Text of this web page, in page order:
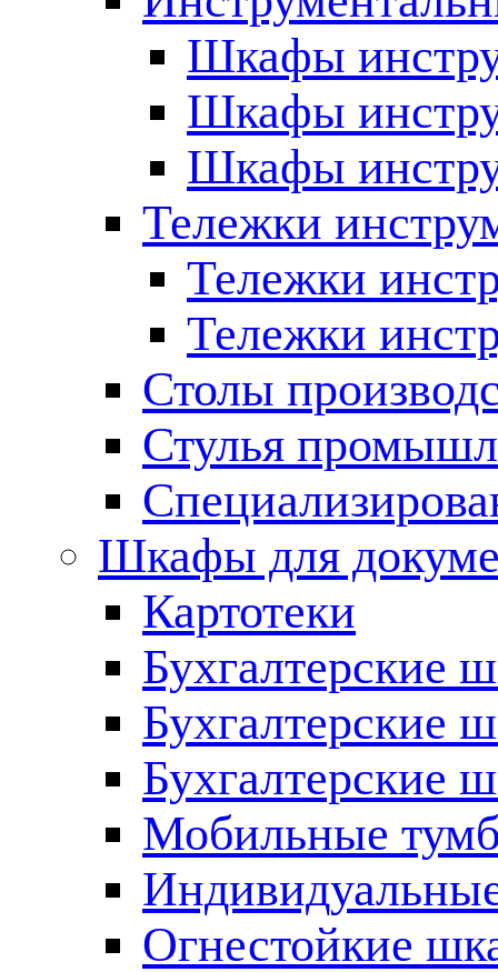
Шкафы
Шкафы
Шкафы
Тележки
Тележки
Тележки
Столы
Стулья
Шкафы для
Картотеки
Бухгалтерские
Бухгалтерские
Мобильные
Огнестойкие